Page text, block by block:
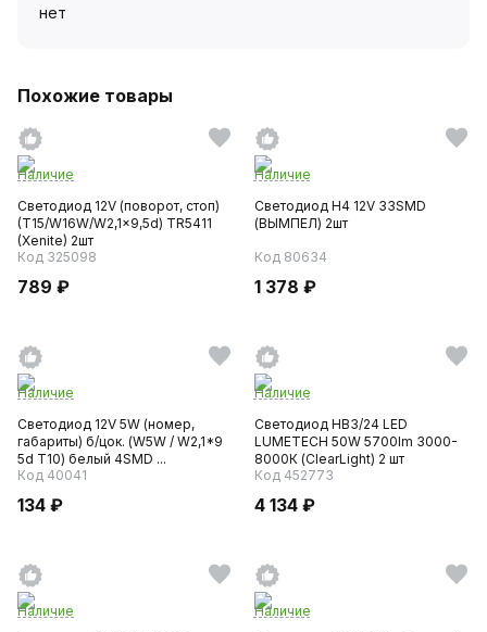
нет
Похожие товары
Наличие
Светодиод 12V (поворот, стоп)
(T15/W16W/W2,1x9,5d) TR5411
(Xenite) 2шт
Код 325098
789 ₽
Наличие
Светодиод H4 12V 33SMD
(ВЫМПЕЛ) 2шт
Код 80634
1 378 ₽
Наличие
Светодиод 12V 5W (номер,
габариты) б/цок. (W5W / W2,1*9
5d T10) белый 4SMD ...
Код 40041
134 ₽
Наличие
Светодиод HB3/24 LED
LUMETECH 50W 5700lm 3000-
8000К (ClearLight) 2 шт
Код 452773
4 134 ₽
Наличие
Наличие